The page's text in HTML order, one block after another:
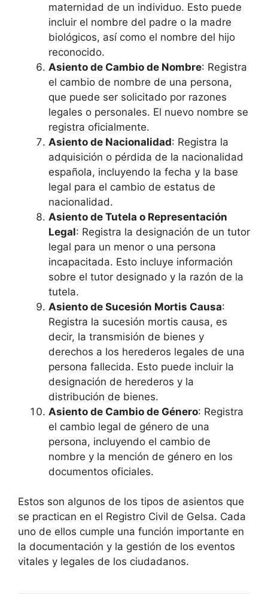
maternidad de un individuo. Esto puede
incluir el nombre del padre o la madre
biológicos, así como el nombre del hijo
reconocido.
Asiento de Cambio de Nombre: Registra
el cambio de nombre de una persona,
que puede ser solicitado por razones
legales o personales. El nuevo nombre se
registra oficialmente.
Asiento de Nacionalidad: Registra la
adquisición o pérdida de la nacionalidad
española, incluyendo la fecha y la base
legal para el cambio de estatus de
nacionalidad.
Asiento de Tutela o Representación
Legal: Registra la designación de un tutor
legal para un menor o una persona
incapacitada. Esto incluye información
sobre el tutor designado y la razón de la
tutela.
Asiento de Sucesión Mortis Causa:
Registra la sucesión mortis causa, es
decir, la transmisión de bienes y
derechos a los herederos legales de una
persona fallecida. Esto puede incluir la
designación de herederos y la
distribución de bienes.
Asiento de Cambio de Género: Registra
el cambio legal de género de una
persona, incluyendo el cambio de
nombre y la mención de género en los
documentos oficiales.
Estos son algunos de los tipos de asientos que
se practican en el Registro Civil de Gelsa. Cada
uno de ellos cumple una función importante en
la documentación y la gestión de los eventos
vitales y legales de los ciudadanos.